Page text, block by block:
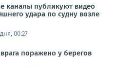
каналы публикуют видео
удара по судну возле
00:27
поражено у берегов